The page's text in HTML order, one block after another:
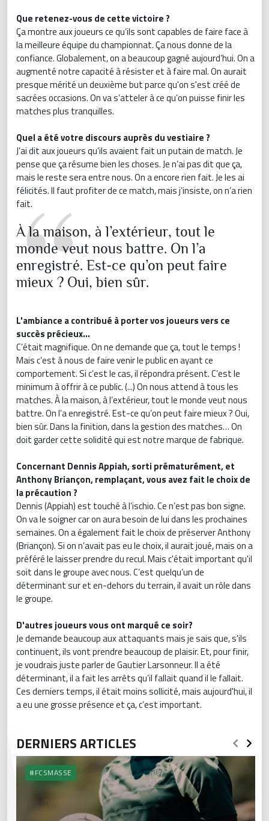
Que retenez-vous de cette victoire ?
Ça montre aux joueurs ce qu’ils sont capables de faire face à
la meilleure équipe du championnat. Ça nous donne de la
confiance. Globalement, on a beaucoup gagné aujourd’hui. On a
augmenté notre capacité à résister et à faire mal. On aurait
presque mérité un deuxième but parce qu'on s'est créé de
sacrées occasions. On va s’atteler à ce qu’on puisse finir les
matches plus tranquilles.
Quel a été votre discours auprès du vestiaire ?
J’ai dit aux joueurs qu’ils avaient fait un putain de match. Je
pense que ça résume bien les choses. Je n’ai pas dit que ça,
mais le reste sera entre nous. On a encore rien fait. Je les ai
félicités. Il faut profiter de ce match, mais j’insiste, on n’a rien
fait.
À la maison, à l’extérieur, tout le
monde veut nous battre. On l’a
enregistré. Est-ce qu’on peut faire
mieux ? Oui, bien sûr.
L'ambiance a contribué à porter vos joueurs vers ce
succès précieux...
C’était magnifique. On ne demande que ça, tout le temps !
Mais c’est à nous de faire venir le public en ayant ce
comportement. Si c’est le cas, il répondra présent. C’est le
minimum à offrir à ce public. (...) On nous attend à tous les
matches. À la maison, à l’extérieur, tout le monde veut nous
battre. On l’a enregistré. Est-ce qu’on peut faire mieux ? Oui,
bien sûr. Dans la finition, dans la gestion des matches… On
doit garder cette solidité qui est notre marque de fabrique.
Concernant Dennis Appiah, sorti prématurément, et
Anthony Briançon, remplaçant, vous avez fait le choix de
la précaution ?
Dennis (Appiah) est touché à l’ischio. Ce n’est pas bon signe.
On va le soigner car on aura besoin de lui dans les prochaines
semaines. On a également fait le choix de préserver Anthony
(Briançon). Si on n’avait pas eu le choix, il aurait joué, mais on a
préféré le laisser prendre du recul. Mais c'était important qu'il
soit dans le groupe avec nous. C’est quelqu’un de
déterminant sur et en-dehors du terrain, il avait un rôle dans
le groupe.
D'autres joueurs vous ont marqué ce soir?
Je demande beaucoup aux attaquants mais je sais que, s'ils
continuent, ils vont prendre beaucoup de plaisir. Et, pour finir,
je voudrais juste parler de Gautier Larsonneur. Il a été
déterminant, il a fait les arrêts qu’il fallait quand il le fallait.
Ces derniers temps, il était moins sollicité, mais aujourd'hui, il
a eu une grosse présence et ça, c’est important.
DERNIERS ARTICLES
#FCSMASSE